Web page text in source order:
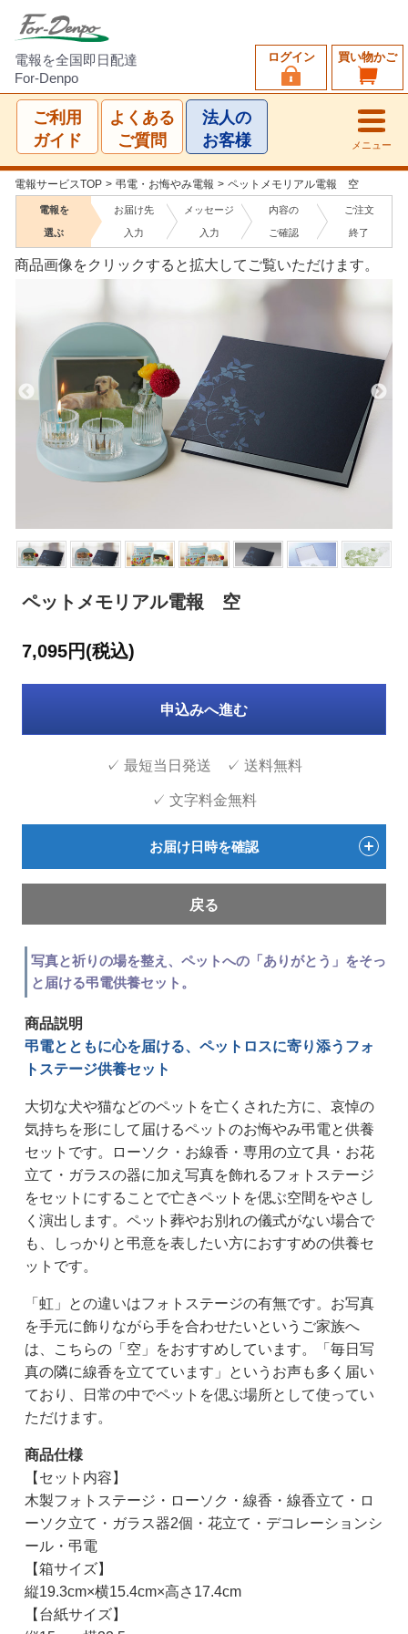
電報を全国即日配達
For-Denpo
買い物かご
ログイン
ご利用
ガイド
よくある
ご質問
法人の
お客様
メニュー
電報サービスTOP > 弔電・お悔やみ電報 > ペットメモリアル電報 空
電報を
選ぶ
お届け先
入力
メッセージ
入力
内容の
ご確認
ご注文
終了
商品画像をクリックすると拡大してご覧いただけます。
ペットメモリアル電報 空
写真と祈りの場を整え、ペットへの「ありがとう」をそっ
と届ける弔電供養セット。
商品説明
弔電とともに心を届ける、ペットロスに寄り添うフォ
トステージ供養セット
大切な犬や猫などのペットを亡くされた方に、哀悼の
気持ちを形にして届けるペットのお悔やみ弔電と供養
セットです。ローソク・お線香・専用の立て具・お花
立て・ガラスの器に加え写真を飾れるフォトステージ
をセットにすることで亡きペットを偲ぶ空間をやさし
く演出します。ペット葬やお別れの儀式がない場合で
も、しっかりと弔意を表したい方におすすめの供養セ
ットです。
「虹」との違いはフォトステージの有無です。お写真
を手元に飾りながら手を合わせたいというご家族へ
は、こちらの「空」をおすすめしています。「毎日写
真の隣に線香を立てています」というお声も多く届い
ており、日常の中でペットを偲ぶ場所として使ってい
ただけます。
商品仕様
【セット内容】
木製フォトステージ・ローソク・線香・線香立て・ロ
ーソク立て・ガラス器2個・花立て・デコレーションシ
ール・弔電
【箱サイズ】
縦19.3cm×横15.4cm×高さ17.4cm
【台紙サイズ】
7,095円(税込)
申込みへ進む
✓ 最短当日発送 ✓ 送料無料
✓ 文字料金無料
お届け日時を確認
戻る